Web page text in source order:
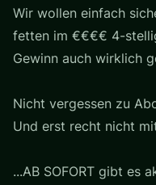
Wir wollen einfach
fetten im €€€€ 4-
Gewinn auch wirklich
Nicht vergessen zu
Und erst recht nicht
...AB SOFORT gibt es